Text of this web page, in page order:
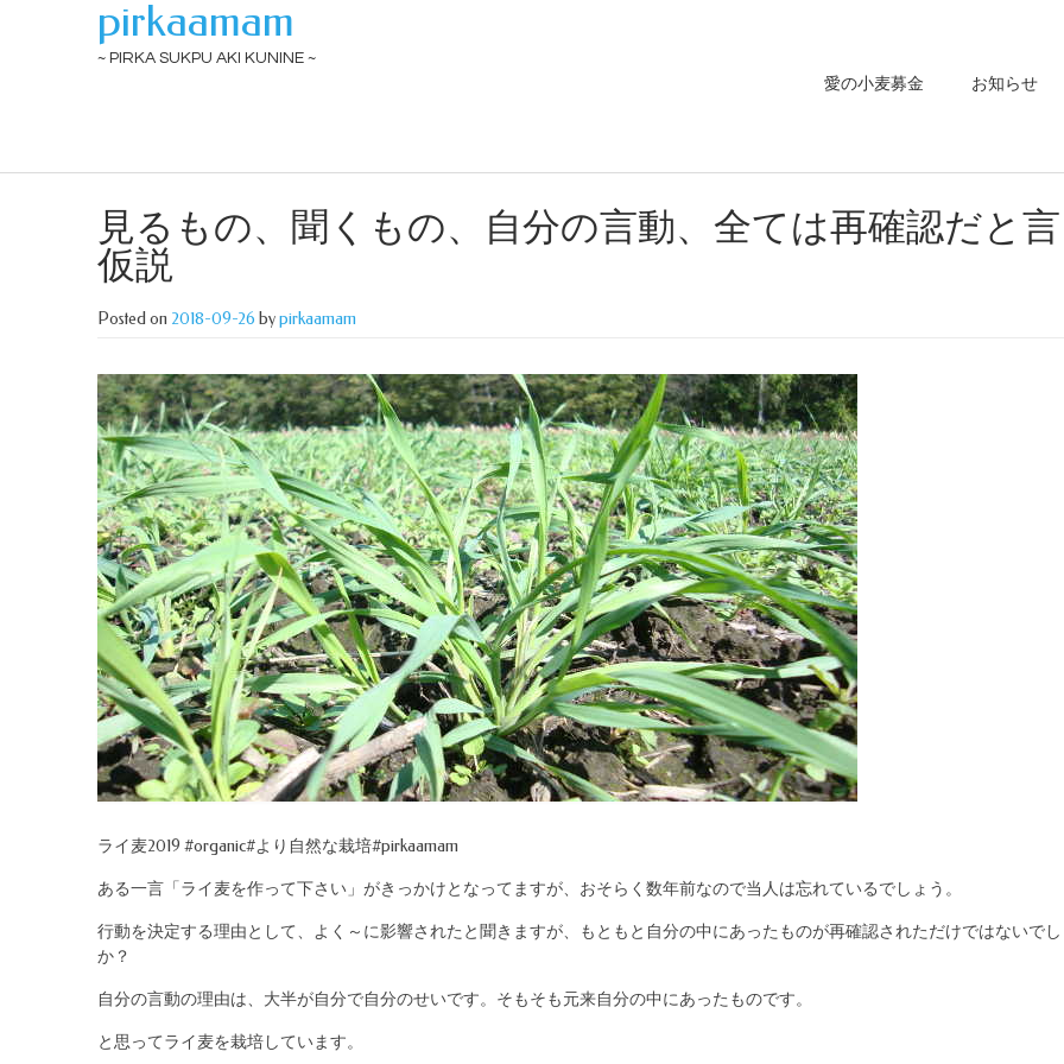
pirkaamam
~ PIRKA SUKPU AKI KUNINE ~
愛の小麦募金 お知らせ
見るもの、聞くもの、自分の言動、全ては再確認だと
仮説
Posted on 2018-09-26 bypirkaamam
ライ麦2019 #organic#より自然な栽培#pirkaamam
ある一言「ライ麦を作って下さい」がきっかけとなってますが、おそらく数年前なので当人は忘れているでしょう。
行動を決定する理由として、よく～に影響されたと聞きますが、もともと自分の中にあったものが再確認されただけではないで
か？
自分の言動の理由は、大半が自分で自分のせいです。そもそも元来自分の中にあったものです。
と思ってライ麦を栽培しています。